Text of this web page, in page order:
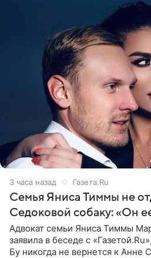
3 часа назад Газета.Ru
Семья Яниса Тиммы не
Седоковой собаку: «Он
Адвокат семьи Яниса Тиммы
заявила в беседе с
Бу никогда не вернется к Анне